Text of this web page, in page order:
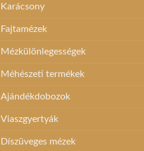
Karácsony
Fajtamézek
Mézkülönlegességek
Méhészeti termékek
Ajándékdobozok
Viaszgyertyák
Díszüveges mézek